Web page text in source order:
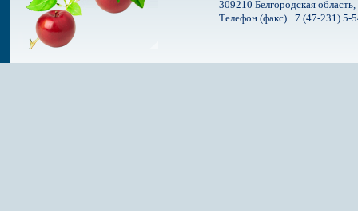
309210 Белгородская
Телефон (факс) +7 (47-231) 5-